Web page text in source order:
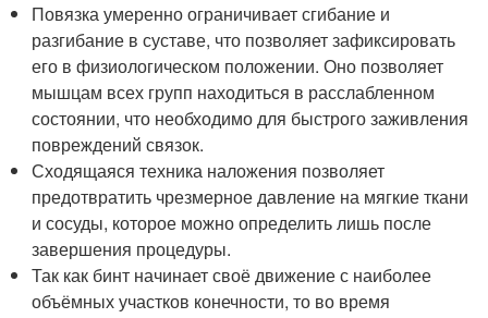
Повязка умеренно ограничивает сгибание и
разгибание в суставе, что позволяет зафиксировать
его в физиологическом положении. Оно позволяет
мышцам всех групп находиться в расслабленном
состоянии, что необходимо для быстрого заживления
повреждений связок.
Сходящаяся техника наложения позволяет
предотвратить чрезмерное давление на мягкие ткани
и сосуды, которое можно определить лишь после
завершения процедуры.
Так как бинт начинает своё движение с наиболее
объёмных участков конечности, то во время